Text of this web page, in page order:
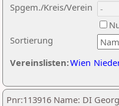
Sortierung
Spgem./Kreis/Verein
Vereinslisten:Wien
Pnr:113916 Name: DI